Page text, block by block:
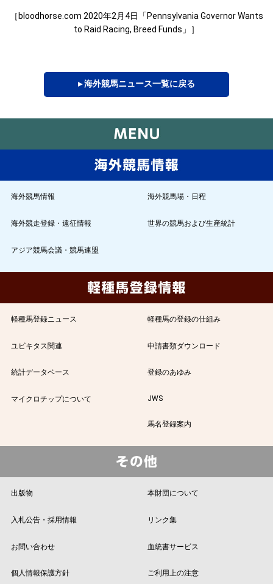
［bloodhorse.com 2020年2月4日「Pennsylvania Governor Wants
to Raid Racing, Breed Funds」］
▸ 海外競馬ニュース一覧に戻る
海外競馬情報 海外競馬場・日程
海外競走登録・遠征情報 世界の競馬および生産統計
アジア競馬会議・競馬連盟
軽種馬登録ニュース 軽種馬の登録の仕組み
ユビキタス関連 申請書類ダウンロード
統計データベース 登録のあゆみ
マイクロチップについて JWS
馬名登録案内
出版物 本財団について
入札公告・採用情報 リンク集
お問い合わせ 血統書サービス
個人情報保護方針 ご利用上の注意